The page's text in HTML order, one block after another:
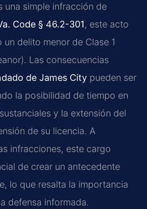
una simple infracción de
Code § 46.2-301, este acto
delito menor de Clase 1
Las consecuencias
de James City pueden ser
la posibilidad de tiempo en
y la extensión del
de su licencia. A
infracciones, este cargo
de crear un antecedente
lo que resalta la importancia
defensa informada.